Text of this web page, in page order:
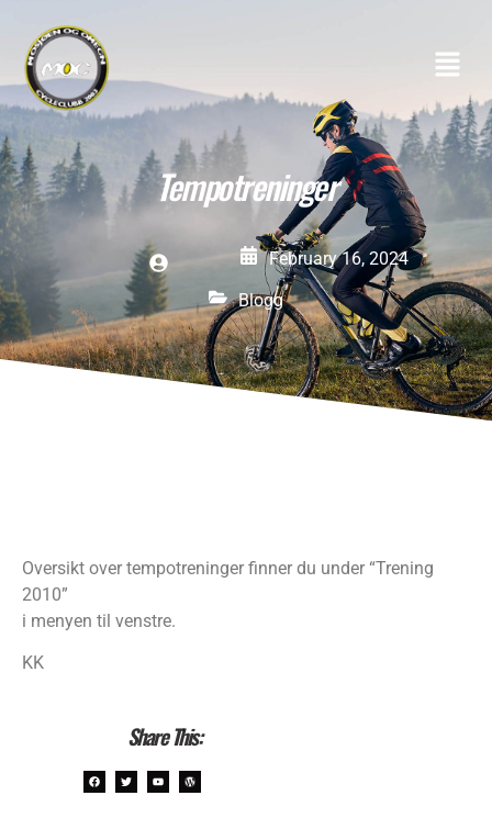
Tempotreninger
February 16, 2024
Blogg
Oversikt over tempotreninger finner du under “Trening
2010”
i menyen til venstre.
KK
Share This: